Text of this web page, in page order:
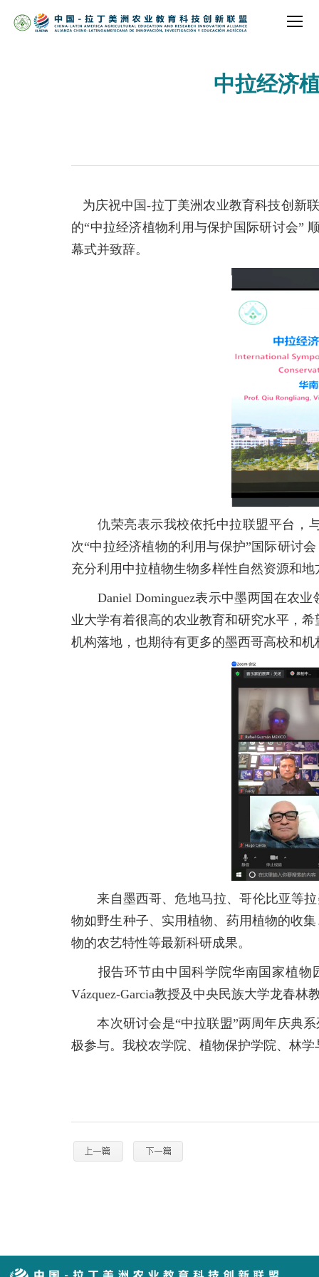
中拉经济
为庆祝中国-拉丁美洲农业教育科技创新
的“中拉经济植物利用与保护国际研讨会”
幕式并致辞。
仇荣亮表示我校依托中拉联盟平台，与
次“中拉经济植物的利用与保护”国际研讨
充分利用中拉植物生物多样性自然资源和
Daniel Dominguez表示中墨两国在农业
业大学有着很高的农业教育和研究水平，
机构落地，也期待有更多的墨西哥高校和
来自墨西哥、危地马拉、哥伦比亚等拉
物如野生种子、实用植物、药用植物的收
物的农艺特性等最新科研成果。
报告环节由中国科学院华南国家植物
Vázquez-Garcia教授及中央民族大学龙春林
本次研讨会是“中拉联盟”两周年庆典系
极参与。我校农学院、植物保护学院、林